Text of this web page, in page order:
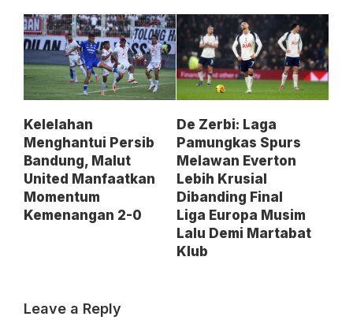
Kelelahan
Menghantui Persib
Bandung, Malut
United Manfaatkan
Momentum
Kemenangan 2-0
De Zerbi: Laga
Pamungkas Spurs
Melawan Everton
Lebih Krusial
Dibanding Final
Liga Europa Musim
Lalu Demi Martabat
Klub
Leave a Reply